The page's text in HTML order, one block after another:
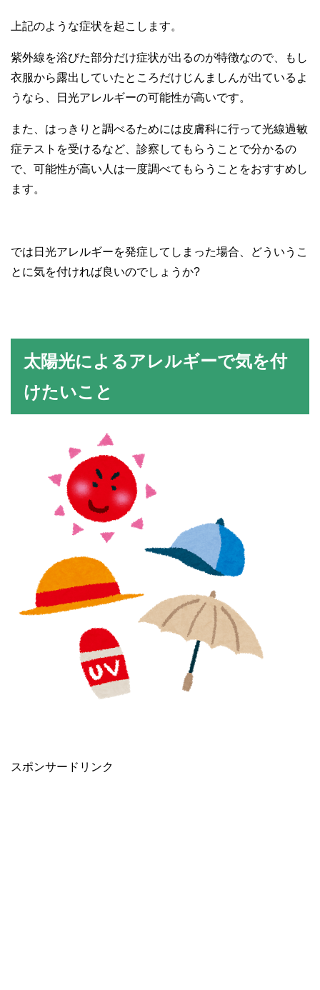
上記のような症状を起こします。
紫外線を浴びた部分だけ症状が出るのが特徴なので、もし
衣服から露出していたところだけじんましんが出ているよ
うなら、日光アレルギーの可能性が高いです。
また、はっきりと調べるためには皮膚科に行って光線過敏
症テストを受けるなど、診察してもらうことで分かるの
で、可能性が高い人は一度調べてもらうことをおすすめし
ます。
では日光アレルギーを発症してしまった場合、どういうこ
とに気を付ければ良いのでしょうか?
太陽光によるアレルギーで気を付
けたいこと
スポンサードリンク